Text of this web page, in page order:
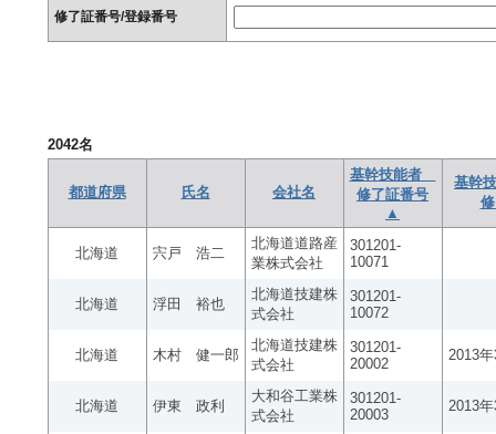
修了証番号/登録番号
2042名
都道府県 氏名 会社名
基幹技能者
修了証番号
▲
基幹
北海道 宍戸 浩二
北海道道路産
業株式会社
301201-
10071
北海道 浮田 裕也
北海道技建株
式会社
301201-
10072
北海道 木村 健一郎
北海道技建株
式会社
301201-
20002
2013
北海道 伊東 政利
大和谷工業株
式会社
301201-
20003
2013